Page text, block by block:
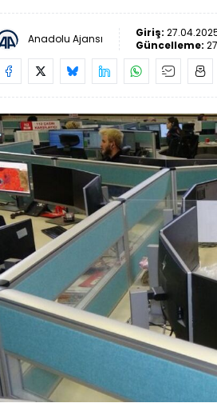
Anadolu Ajansı Giriş:
Güncelleme: